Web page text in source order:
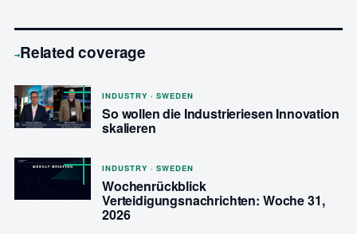
→Related coverage
INDUSTRY · SWEDEN
So wollen die Industrieriesen Innovation
skalieren
INDUSTRY · SWEDEN
Wochenrückblick
Verteidigungsnachrichten: Woche 31,
2026